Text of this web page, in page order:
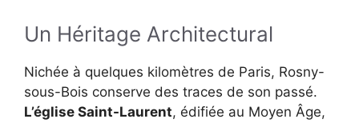
Un Héritage Architectural
Nichée à quelques kilomètres de Paris, Rosny-
sous-Bois conserve des traces de son passé.
L’église Saint-Laurent, édifiée au Moyen Âge,